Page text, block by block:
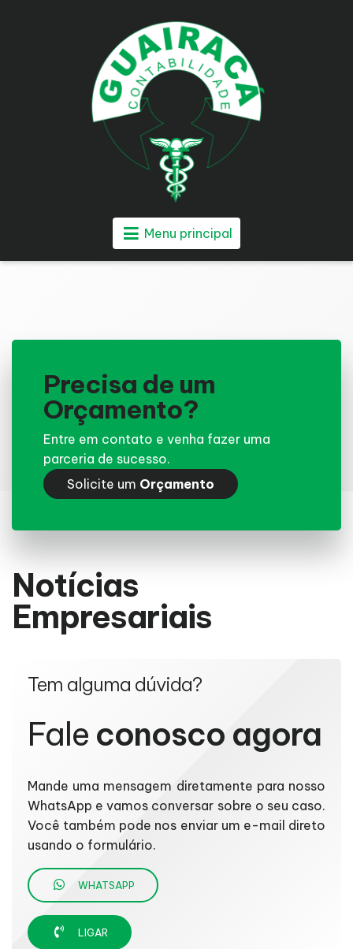
Menu principal
Precisa de um
Orçamento?
Entre em contato e venha fazer uma
parceria de sucesso.
Solicite um Orçamento
Notícias
Empresariais
Tem alguma dúvida?
Fale conosco agora
Mande uma mensagem diretamente para nosso
WhatsApp e vamos conversar sobre o seu caso.
Você também pode nos enviar um e-mail direto
usando o formulário.
WHATSAPP
LIGAR